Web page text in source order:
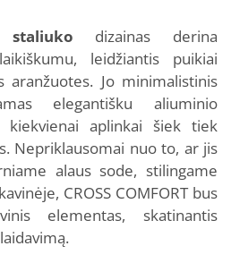
staliuko dizainas derina
leidžiantis puikiai
Jo minimalistinis
elegantišku aliuminio
kiekvienai aplinkai šiek tiek
Nepriklausomai nuo to, ar jis
alaus sode, stilingame
CROSS COMFORT bus
elementas, skatinantis